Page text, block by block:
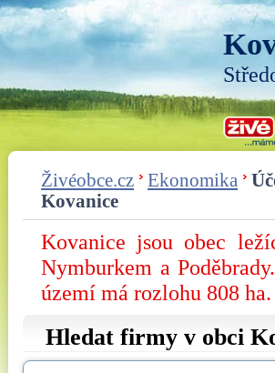
Živéobce.cz Ekonomika
Kovanice
Kovanice jsou obec
Nymburkem a
území má rozlohu 808
Hledat firmy v obci